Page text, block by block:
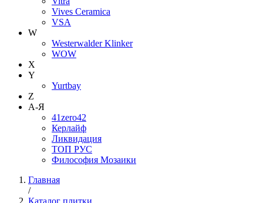
Vives Ceramica
VSA
W
Westerwalder Klinker
WOW
X
Y
Yurtbay
Z
А-Я
41zero42
Керлайф
Ликвидация
ТОП РУС
Философия Мозаики
Главная
/
Каталог плитки